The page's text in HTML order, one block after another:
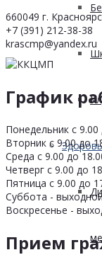
660049 г.
+7 (391) 212-38-38
krascmp@yandex.ru
График
Понедельник с 9.00
Вторник с 9.00 до
Среда с 9.00 до
Четверг с 9.00 до
Пятница с 9.00 до
Суббота -
Воскресенье -
Прием